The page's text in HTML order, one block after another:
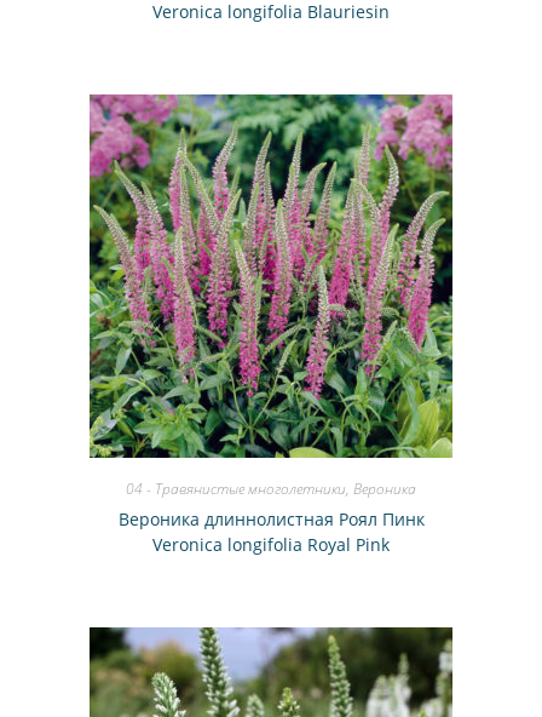
Veronica longifolia Blauriesin
04 - Травянистые многолетники, Вероника
Вероника длиннолистная Роял Пинк
Veronica longifolia Royal Pink